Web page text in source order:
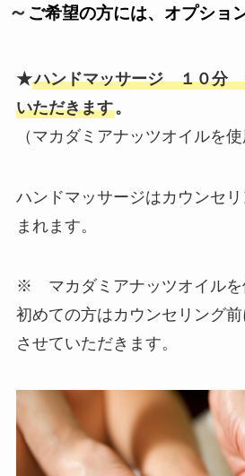
～ ご希望の方には、オプショ
★ハンドマッサージ １０分
いただきます。
（マカダミアナッツオイルを使
ハンドマッサージはカウンセ
まれます。
※ マカダミアナッツオイルを
初めての方はカウンセリング
させていただきます。